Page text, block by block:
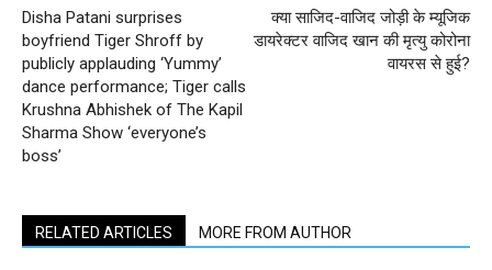
Disha Patani surprises
boyfriend Tiger Shroff by
publicly applauding ‘Yummy’
dance performance; Tiger calls
Krushna Abhishek of The Kapil
Sharma Show ‘everyone’s
boss’
क्या साजिद-वाजिद जोड़ी के म्यूजिक
डायरेक्टर वाजिद खान की मृत्यु कोरोना
वायरस से हुई?
RELATED ARTICLES MORE FROM AUTHOR